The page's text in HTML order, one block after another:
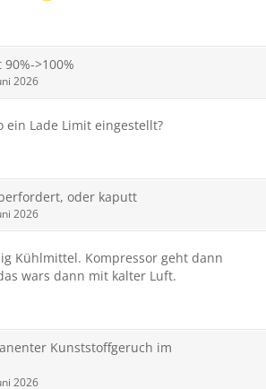
>100%
2026
ein Lade Limit eingestellt?
oder kaputt
2026
Kühlmittel. Kompressor geht dann
wars dann mit kalter Luft.
Kunststoffgeruch im
2026